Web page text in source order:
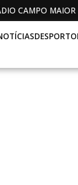
CAMPO MAIOR
DESPORTO